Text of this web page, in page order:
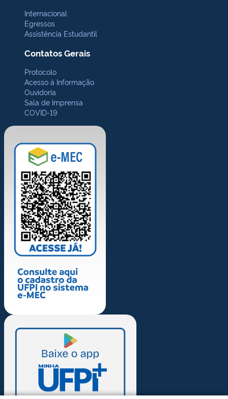
Internacional
Egressos
Assistência Estudantil
Contatos Gerais
Protocolo
Acesso à Informação
Ouvidoria
Sala de Imprensa
COVID-19